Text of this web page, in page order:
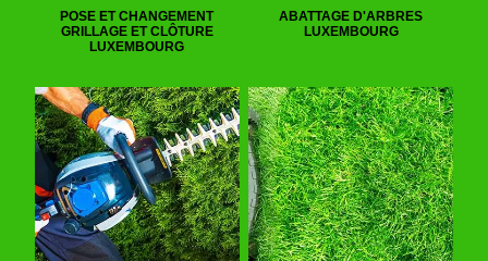
POSE ET CHANGEMENT
GRILLAGE ET CLÔTURE
LUXEMBOURG
ABATTAGE D'ARBRES
LUXEMBOURG